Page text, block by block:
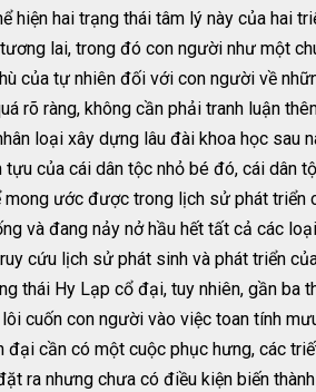
hai trạng thái tâm lý này của hai
lai, trong đó con người như một
của tự nhiên đối với con người về
rõ ràng, không cần phải tranh luận
loại xây dựng lâu đài khoa học sau
của cái dân tộc nhỏ bé đó, cái dân
ước được trong lịch sử phát triển
và đang nảy nở hầu hết tất cả các
cứu lịch sử phát sinh và phát triển
Hy Lạp cổ đại, tuy nhiên, gần ba
cuốn con người vào việc toan tính
cần có một cuộc phục hưng, các
ra nhưng chưa có điều kiện biến